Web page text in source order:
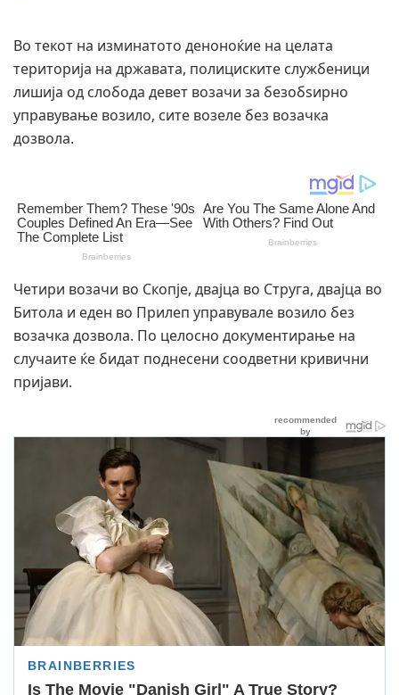
Во текот на изминатото деноноќие на целата
територија на државата, полициските службеници
лишија од слобода девет возачи за безобѕирно
управување возило, сите возеле без возачка
дозвола.
Четири возачи во Скопје, двајца во Струга, двајца во
Битола и еден во Прилеп управувале возило без
возачка дозвола. По целосно документирање на
случаите ќе бидат поднесени соодветни кривични
пријави.